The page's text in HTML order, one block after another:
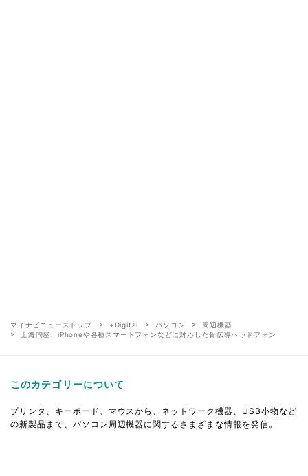
マイナビニューストップ +Digital パソコン
周辺機器
上海問屋、iPhoneや各種スマートフォンなどに対応した骨伝導ヘッドフォン
このカテゴリーについて
プリンタ、キーボード、マウスから、ネットワーク機器、USB小物など
の新製品まで、パソコン周辺機器に関するさまざまな情報を発信。